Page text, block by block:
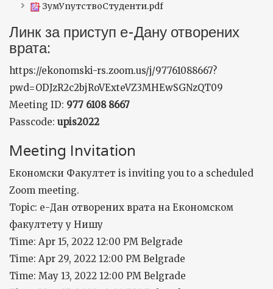
ЗумУпутствоСтуденти.pdf
Линк за приступ е-Дану отворених
врата:
https://ekonomski-rs.zoom.us/j/97761088667?
pwd=ODJzR2c2bjRoVExteVZ3MHEwSGNzQT09
Meeting ID: 977 6108 8667
Passcode: upis2022
Meeting Invitation
Економски Факултет is inviting you to a scheduled
Zoom meeting.
Topic: е-Дан отворених врата на Економском
факултету у Нишу
Time: Apr 15, 2022 12:00 PM Belgrade
Time: Apr 29, 2022 12:00 PM Belgrade
Time: May 13, 2022 12:00 PM Belgrade